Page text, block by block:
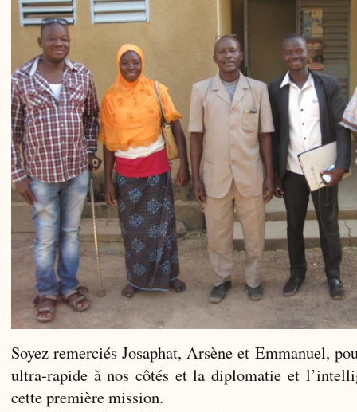
Soyez remerciés Josaphat, Arsène et Emmanuel,
ultra-rapide à nos côtés et la diplomatie et
cette première mission.